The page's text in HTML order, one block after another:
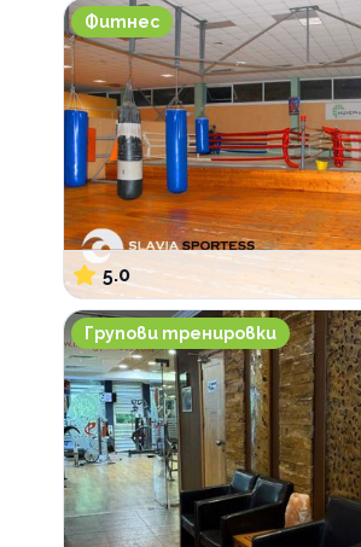
Фитнес СЛАВИЯ СПОРТЕС
Фитнес
5.0
Inergy Fitness & Pool Center
Групови тренировки